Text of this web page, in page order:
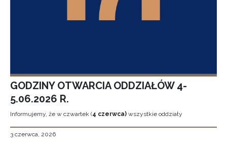
GODZINY OTWARCIA ODDZIAŁÓW 4-
5.06.2026 R.
Informujemy, że w czwartek (4 czerwca) wszystkie oddziały
3 czerwca, 2026